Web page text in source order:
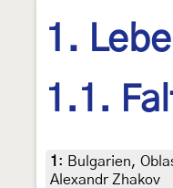
1.
1.1.
1 : Bulgarien,
Alexandr Zhakov